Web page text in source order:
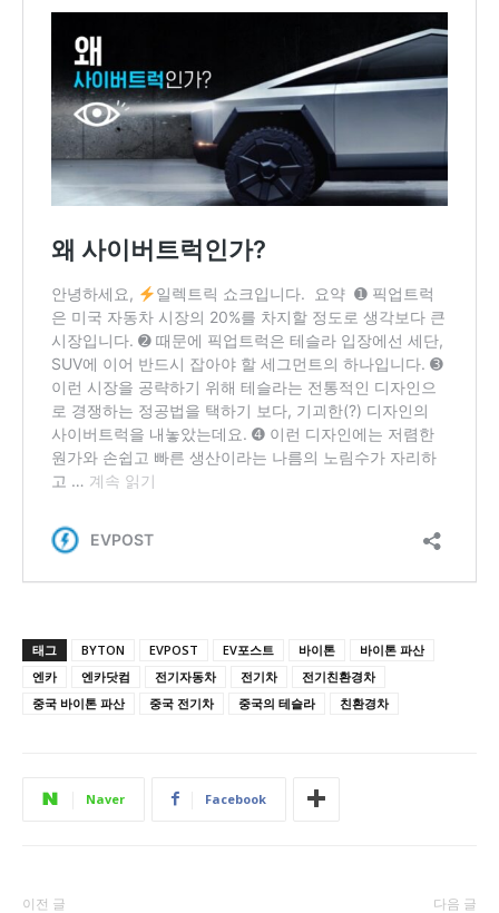
태그 BYTON EVPOST EV포스트 바이톤
바이톤 파산
엔카
엔카닷컴 전기자동차 전기차
전기친환경차
중국 바이톤 파산
중국 전기차 중국의 테슬라 친환경차
Naver Facebook
이전 글 다음 글